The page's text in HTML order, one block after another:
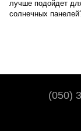
лучше подойдет
солнечных
(050)